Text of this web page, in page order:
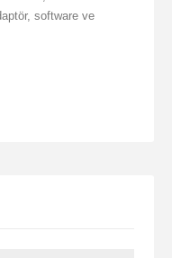
software ve